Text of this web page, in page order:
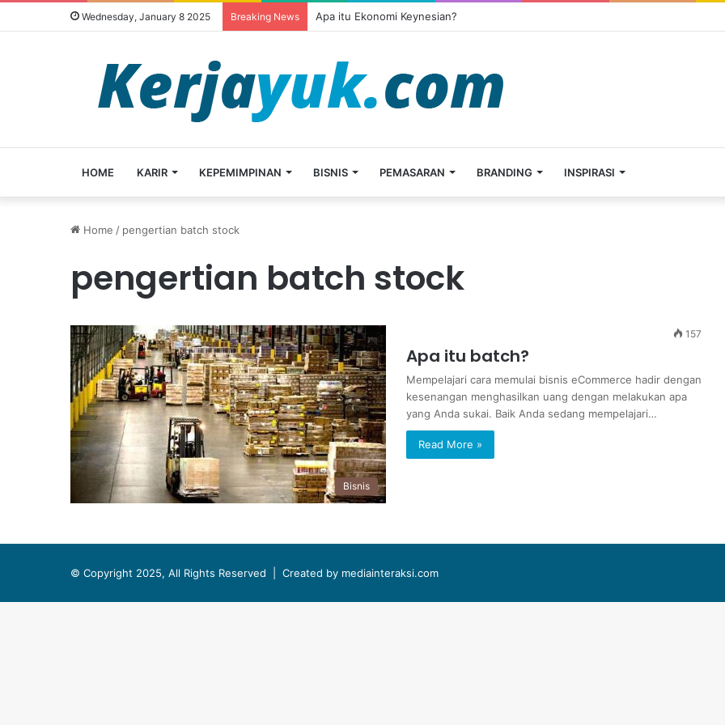
Wednesday, January 8 2025 Breaking News Apa itu Ekonomi Keynesian?
HOME KARIR KEPEMIMPINAN BISNIS PEMASARAN BRANDING INSPIRASI
Home / pengertian batch stock
pengertian batch stock
Bisnis
157
Apa itu batch?
Mempelajari cara memulai bisnis eCommerce hadir dengan
kesenangan menghasilkan uang dengan melakukan apa
yang Anda sukai. Baik Anda sedang mempelajari…
Read More »
© Copyright 2025, All Rights Reserved | Created by mediainteraksi.com